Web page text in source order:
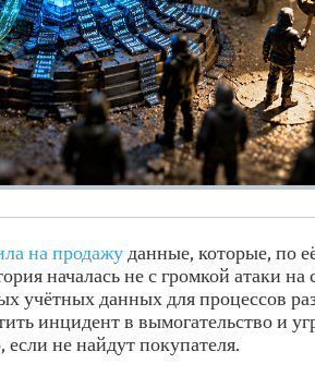
на продажу данные, которые, по
началась не с громкой атаки
учётных данных для процессов
инцидент в вымогательство и
не найдут покупателя.